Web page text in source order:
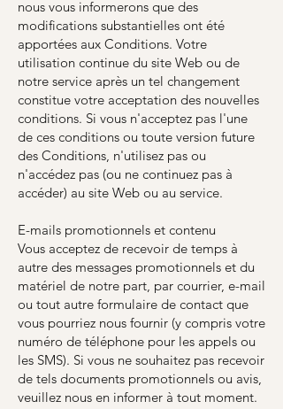
nous vous informerons que des
modifications substantielles ont été
apportées aux Conditions. Votre
utilisation continue du site Web ou de
notre service après un tel changement
constitue votre acceptation des nouvelles
conditions. Si vous n'acceptez pas l'une
de ces conditions ou toute version future
des Conditions, n'utilisez pas ou
n'accédez pas (ou ne continuez pas à
accéder) au site Web ou au service.
E-mails promotionnels et contenu
Vous acceptez de recevoir de temps à
autre des messages promotionnels et du
matériel de notre part, par courrier, e-mail
ou tout autre formulaire de contact que
vous pourriez nous fournir (y compris votre
numéro de téléphone pour les appels ou
les SMS). Si vous ne souhaitez pas recevoir
de tels documents promotionnels ou avis,
veuillez nous en informer à tout moment.